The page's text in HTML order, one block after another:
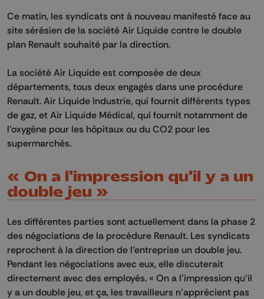
Ce matin, les syndicats ont à nouveau manifesté face au
site sérésien de la société Air Liquide contre le double
plan Renault souhaité par la direction.
La société Air Liquide est composée de deux
départements, tous deux engagés dans une procédure
Renault. Air Liquide Industrie, qui fournit différents types
de gaz, et Air Liquide Médical, qui fournit notamment de
l’oxygène pour les hôpitaux ou du CO2 pour les
supermarchés.
« On a l'impression qu'il y a un
double jeu »
Les différentes parties sont actuellement dans la phase 2
des négociations de la procédure Renault. Les syndicats
reprochent à la direction de l’entreprise un double jeu.
Pendant les négociations avec eux, elle discuterait
directement avec des employés. « On a l'impression qu'il
y a un double jeu, et ça, les travailleurs n’apprécient pas